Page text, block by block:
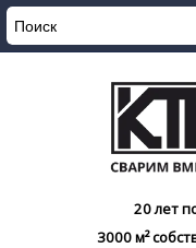
20 лет
3000 м²